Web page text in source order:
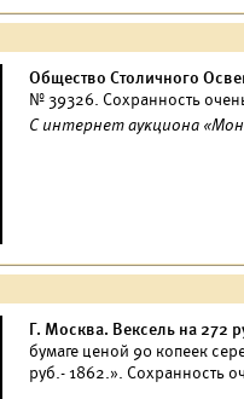
Общество Столичного
№ 39326. Сохранность
С интернет аукциона
Г. Москва. Вексель на 272
бумаге ценой 90 копеек
руб.- 1862.». Сохранность